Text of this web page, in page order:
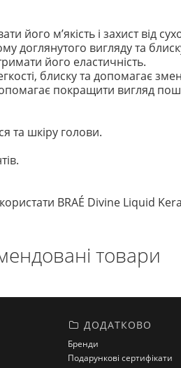
його м’якість і захист від
доглянутого вигляду та
його еластичність.
блиску та допомагає
покращити вигляд
та шкіру голови.
BRAÉ Divine Liquid
товари
ДОДАТКОВО
Бренди
Подарункові сертифікати